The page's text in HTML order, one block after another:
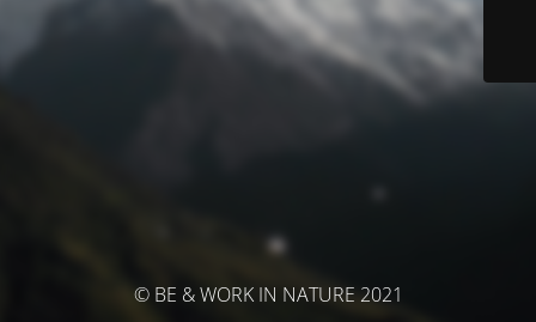
© BE & WORK IN NATURE 2021